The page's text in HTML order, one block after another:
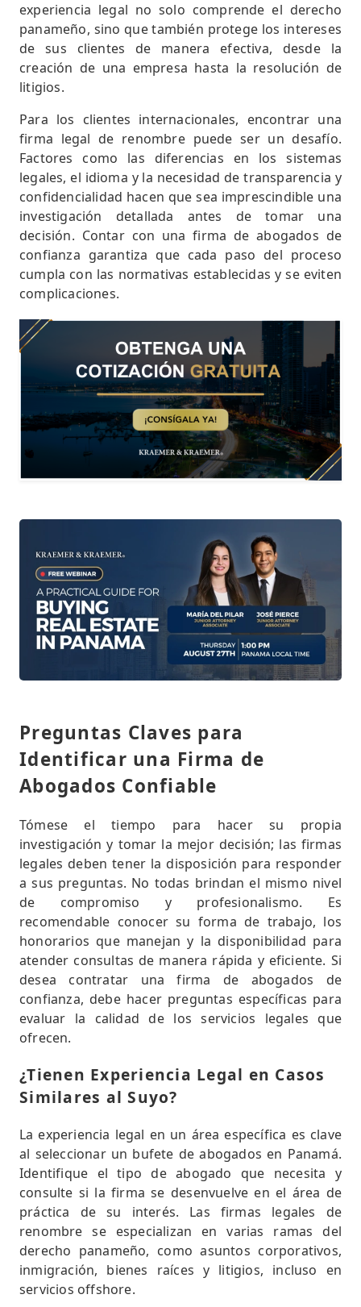
experiencia legal no solo comprende el derecho
panameño, sino que también protege los intereses
de sus clientes de manera efectiva, desde la
creación de una empresa hasta la resolución de
litigios.
Para los clientes internacionales, encontrar una
firma legal de renombre puede ser un desafío.
Factores como las diferencias en los sistemas
legales, el idioma y la necesidad de transparencia y
confidencialidad hacen que sea imprescindible una
investigación detallada antes de tomar una
decisión. Contar con una firma de abogados de
confianza garantiza que cada paso del proceso
cumpla con las normativas establecidas y se eviten
complicaciones.
Preguntas Claves para
Identificar una Firma de
Abogados Confiable
Tómese el tiempo para hacer su propia
investigación y tomar la mejor decisión; las firmas
legales deben tener la disposición para responder
a sus preguntas. No todas brindan el mismo nivel
de compromiso y profesionalismo. Es
recomendable conocer su forma de trabajo, los
honorarios que manejan y la disponibilidad para
atender consultas de manera rápida y eficiente. Si
desea contratar una firma de abogados de
confianza, debe hacer preguntas específicas para
evaluar la calidad de los servicios legales que
ofrecen.
¿Tienen Experiencia Legal en Casos
Similares al Suyo?
La experiencia legal en un área específica es clave
al seleccionar un bufete de abogados en Panamá.
Identifique el tipo de abogado que necesita y
consulte si la firma se desenvuelve en el área de
práctica de su interés. Las firmas legales de
renombre se especializan en varias ramas del
derecho panameño, como asuntos corporativos,
inmigración, bienes raíces y litigios, incluso en
servicios offshore.